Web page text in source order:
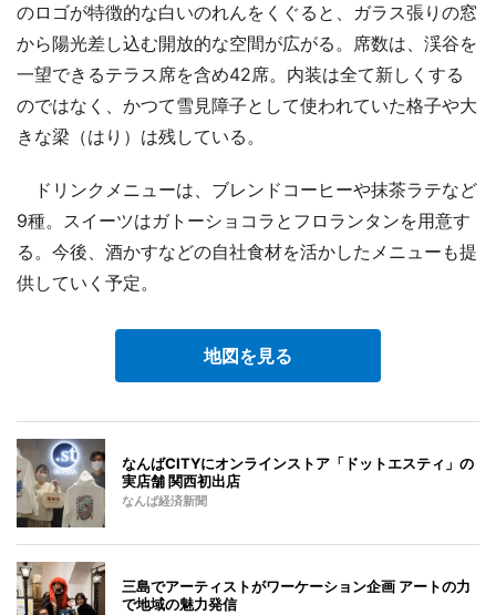
のロゴが特徴的な白いのれんをくぐると、ガラス張りの窓
から陽光差し込む開放的な空間が広がる。席数は、渓谷を
一望できるテラス席を含め42席。内装は全て新しくする
のではなく、かつて雪見障子として使われていた格子や大
きな梁（はり）は残している。
ドリンクメニューは、ブレンドコーヒーや抹茶ラテなど
9種。スイーツはガトーショコラとフロランタンを用意す
る。今後、酒かすなどの自社食材を活かしたメニューも提
供していく予定。
地図を見る
なんばCITYにオンラインストア「ドットエスティ」の
実店舗 関西初出店
なんば経済新聞
三島でアーティストがワーケーション企画 アートの力
で地域の魅力発信